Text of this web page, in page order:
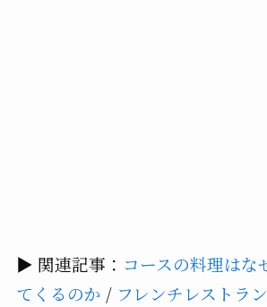
▶ 関連記事： コースの料理はな
てくるのか / フレンチレストラ